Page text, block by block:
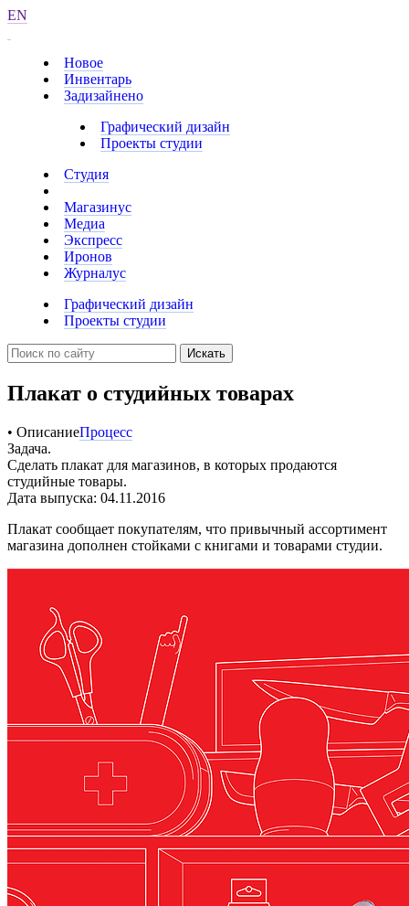
EN
Новое
Инвентарь
Задизайнено
Графический дизайн
Проекты студии
Студия
Магазинус
Медиа
Экспресс
Иронов
Журналус
Графический дизайн
Проекты студии
Искать
Плакат о студийных товарах
• ОписаниеПроцесс
Задача.
Сделать плакат для магазинов, в которых продаются
студийные товары.
Дата выпуска: 04.11.2016
Плакат сообщает покупателям, что привычный ассортимент
магазина дополнен стойками с книгами и товарами студии.